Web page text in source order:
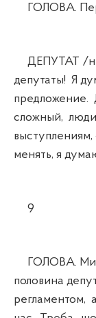
ГОЛОВА.
ДЕПУТАТ /не
депутаты! Я
предложение.
сложный, люди
менять, я
9
ГОЛОВА. Ми
половина
регламентом,